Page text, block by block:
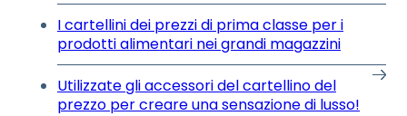
I cartellini dei prezzi di prima classe per i
prodotti alimentari nei grandi magazzini
Utilizzate gli accessori del cartellino del
prezzo per creare una sensazione di lusso!